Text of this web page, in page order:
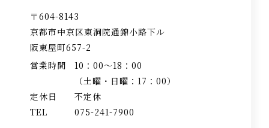
〒604-8143
京都市中京区東洞院通錦小路下ル
阪東屋町657-2
営業時間
10：00〜18：00
（土曜・日曜：17：00）
定休日
不定休
TEL
075-241-7900